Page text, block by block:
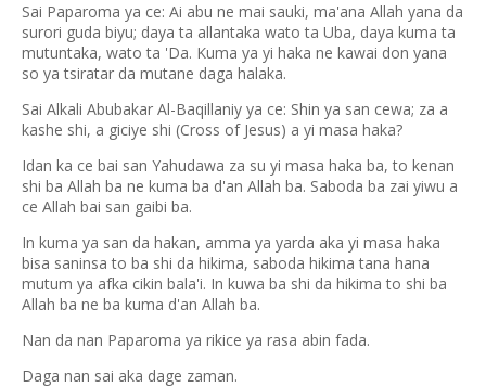
Sai Paparoma ya ce: Ai abu ne mai sauki, ma'ana Allah yana da
surori guda biyu; daya ta allantaka wato ta Uba, daya kuma ta
mutuntaka, wato ta 'Da. Kuma ya yi haka ne kawai don yana
so ya tsiratar da mutane daga halaka.
Sai Alkali Abubakar Al-Baqillaniy ya ce: Shin ya san cewa; za a
kashe shi, a giciye shi (Cross of Jesus) a yi masa haka?
Idan ka ce bai san Yahudawa za su yi masa haka ba, to kenan
shi ba Allah ba ne kuma ba d'an Allah ba. Saboda ba zai yiwu a
ce Allah bai san gaibi ba.
In kuma ya san da hakan, amma ya yarda aka yi masa haka
bisa saninsa to ba shi da hikima, saboda hikima tana hana
mutum ya afka cikin bala'i. In kuwa ba shi da hikima to shi ba
Allah ba ne ba kuma d'an Allah ba.
Nan da nan Paparoma ya rikice ya rasa abin fada.
Daga nan sai aka dage zaman.